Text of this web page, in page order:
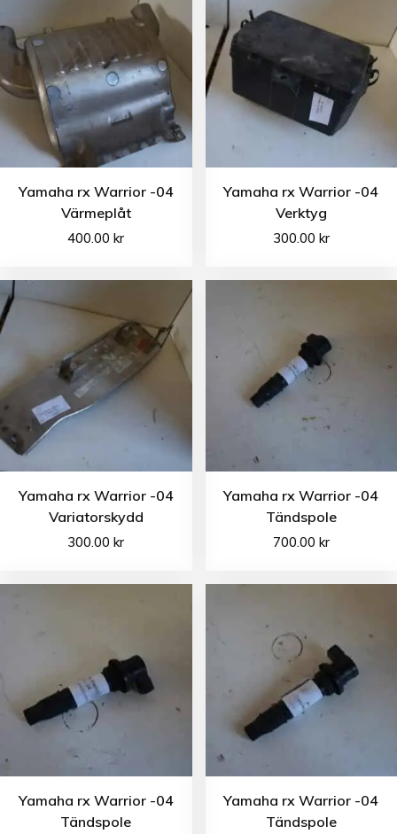
Yamaha rx Warrior -04
Värmeplåt
400.00kr
Yamaha rx Warrior -04
Verktyg
300.00 kr
Yamaha rx Warrior -04
Variatorskydd
300.00kr
Yamaha rx Warrior -04
Tändspole
700.00 kr
Yamaha rx Warrior -04
Tändspole
Yamaha rx Warrior -04
Tändspole